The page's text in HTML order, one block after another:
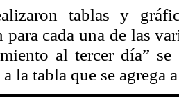
tablas y
para cada una de las
al tercer día”
a la tabla que se agrega